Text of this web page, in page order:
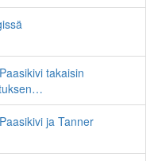
takaisin
ja Tanner